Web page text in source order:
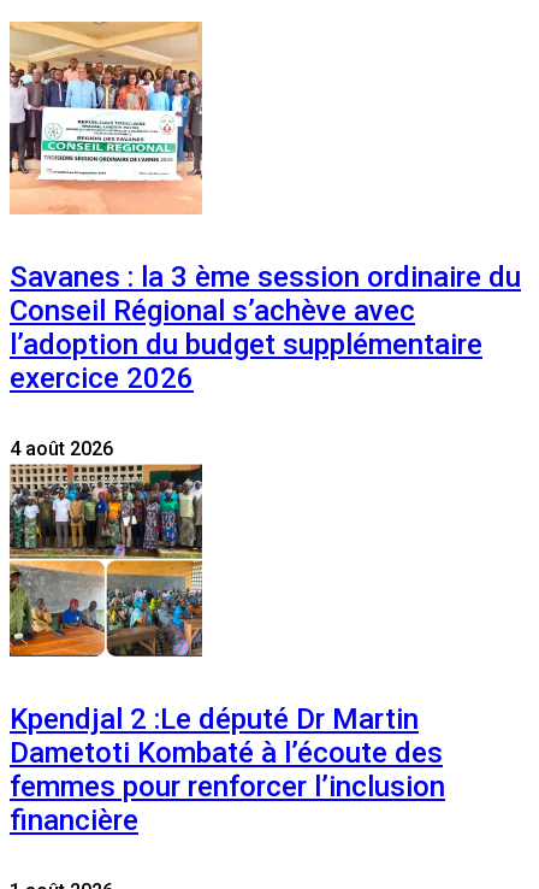
Savanes : la 3 ème session ordinaire du
Conseil Régional s’achève avec
l’adoption du budget supplémentaire
exercice 2026
4 août 2026
Kpendjal 2 :Le député Dr Martin
Dametoti Kombaté à l’écoute des
femmes pour renforcer l’inclusion
financière